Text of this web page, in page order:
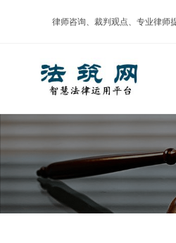
律师咨询、裁判观点、专业律师